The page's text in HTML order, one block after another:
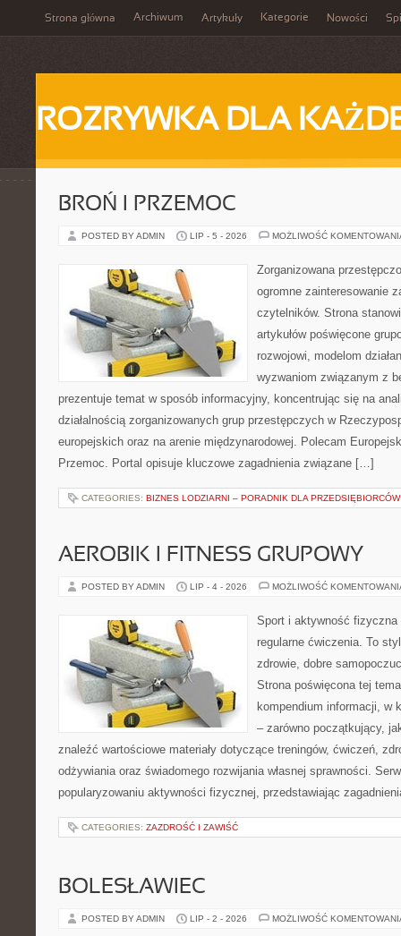
Strona główna Archiwum Artykuły Kategorie Nowości
ROZRYWKA DLA
BROŃ I PRZEMOC
POSTED BY ADMIN LIP - 5 - 2026 MOŻLIWOŚĆ
Zorganizowana
ogromne zainteresowanie
czytelników. Strona
artykułów poświęcone
rozwojowi, modelom
wyzwaniom związanym z
prezentuje temat w sposób informacyjny, koncentrując się na
działalnością zorganizowanych grup przestępczych w
europejskich oraz na arenie międzynarodowej. Polecam
Przemoc. Portal opisuje kluczowe zagadnienia związane […]
CATEGORIES: BIZNES LODZIARNI – PORADNIK DLA PRZEDSIĘBIORCÓW
AEROBIK I FITNESS GRUPOWY
POSTED BY ADMIN LIP - 4 - 2026 MOŻLIWOŚĆ
Sport i aktywność
regularne ćwiczenia. To
zdrowie, dobre
Strona poświęcona tej
kompendium informacji, w
– zarówno początkujący,
znaleźć wartościowe materiały dotyczące treningów, ćwiczeń,
odżywiania oraz świadomego rozwijania własnej sprawności.
popularyzowaniu aktywności fizycznej, przedstawiając
CATEGORIES: ZAZDROŚĆ I ZAWIŚĆ
BOLESŁAWIEC
POSTED BY ADMIN LIP - 2 - 2026 MOŻLIWOŚĆ